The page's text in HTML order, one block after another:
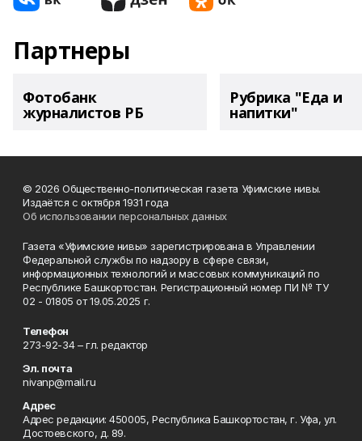
Партнеры
Фотобанк
журналистов РБ
Рубрика "Еда и
напитки"
© 2026 Общественно-политическая газета Уфимские нивы.
Издаётся с октября 1931 года
Об использовании персональных данных
Газета «Уфимские нивы» зарегистрирована в Управлении
Федеральной службы по надзору в сфере связи,
информационных технологий и массовых коммуникаций по
Республике Башкортостан. Регистрационный номер ПИ № ТУ
02 - 01805 от 19.05.2025 г.
Телефон
273-92-34 – гл. редактор
Эл. почта
nivanp@mail.ru
Адрес
Адрес редакции: 450005, Республика Башкортостан, г. Уфа, ул.
Достоевского, д. 89.